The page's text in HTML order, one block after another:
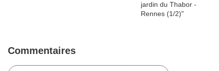
Commentaires